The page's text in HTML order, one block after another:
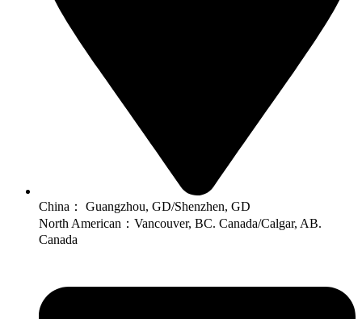
China： Guangzhou, GD/Shenzhen, GD
North American：Vancouver, BC. Canada/Calgar, AB.
Canada